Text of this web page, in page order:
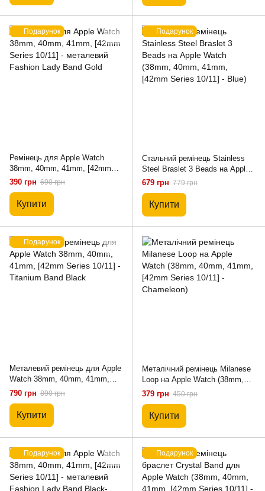
Подарунок
Ремінець для Apple Watch
38mm, 40mm, 41mm, [42mm
Series 10/11] - металевий
390 грн 690 грн
Купити
Подарунок
Стальний ремінець Stainless
Steel Braslet 3 Beads на Apple
Watch (38mm, 40mm, 41mm,
679 грн 779 грн
Купити
Подарунок
Металевий ремінець для Apple
Watch 38mm, 40mm, 41mm,
[42mm Series 10/11] - Titanium
Band Black
790 грн 890 грн
Купити
Металічний ремінець Milanese
Loop на Apple Watch (38mm,
40mm, 41mm, [42mm Series
10/11] - Chameleon)
379 грн 450 грн
Купити
Подарунок Подарунок